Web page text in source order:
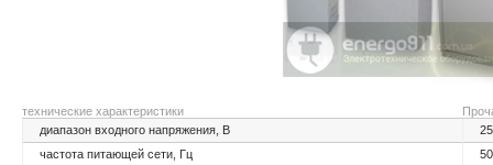
технические характеристики
диапазон входного напряжения, В
частота питающей сети, Гц
50